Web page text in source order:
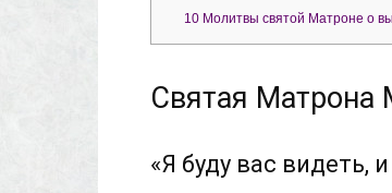
10 Молитвы святой Матроне о
Святая Матрона
«Я буду вас видеть,